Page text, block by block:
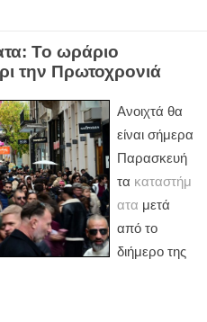
Το ωράριο
την Πρωτοχρονιά
Ανοιχτά θα
είναι σήμερα
Παρασκευή
τα καταστήμ
ατα μετά
από το
διήμερο της